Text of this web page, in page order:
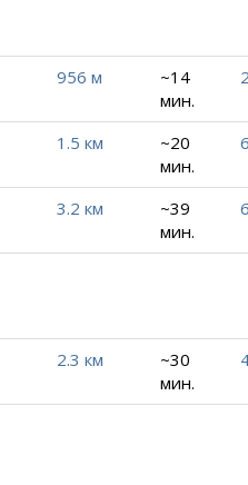
956 м
~14
мин.
1.5 км
~20
мин.
3.2 км
~39
мин.
2.3 км
~30
мин.